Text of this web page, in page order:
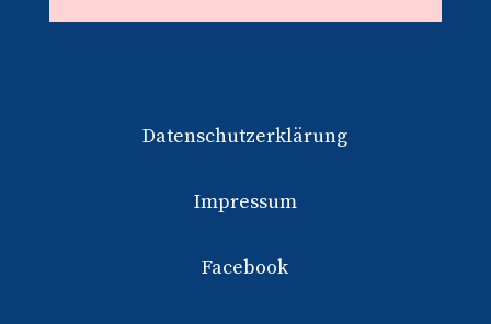
Datenschutzerklärung
Impressum
Facebook